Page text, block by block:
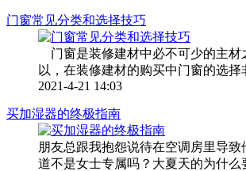
门窗常见分类和选择技巧
门窗是装修建材中必不可少的主材
以，在装修建材的购买中门窗的选择
2021-4-21 14:03
买加湿器的终极指南
朋友总跟我抱怨说待在空调房里导
道不是女士专属吗？大夏天的为什么